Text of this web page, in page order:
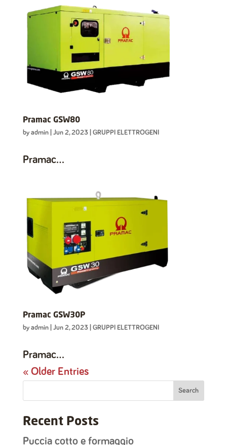
Pramac GSW80
by admin| Jun 2, 2023| GRUPPI ELETTROGENI
Pramac...
Pramac GSW30P
by admin| Jun 2, 2023| GRUPPI ELETTROGENI
Pramac...
« Older Entries
Search
Recent Posts
Puccia cotto e formaggio